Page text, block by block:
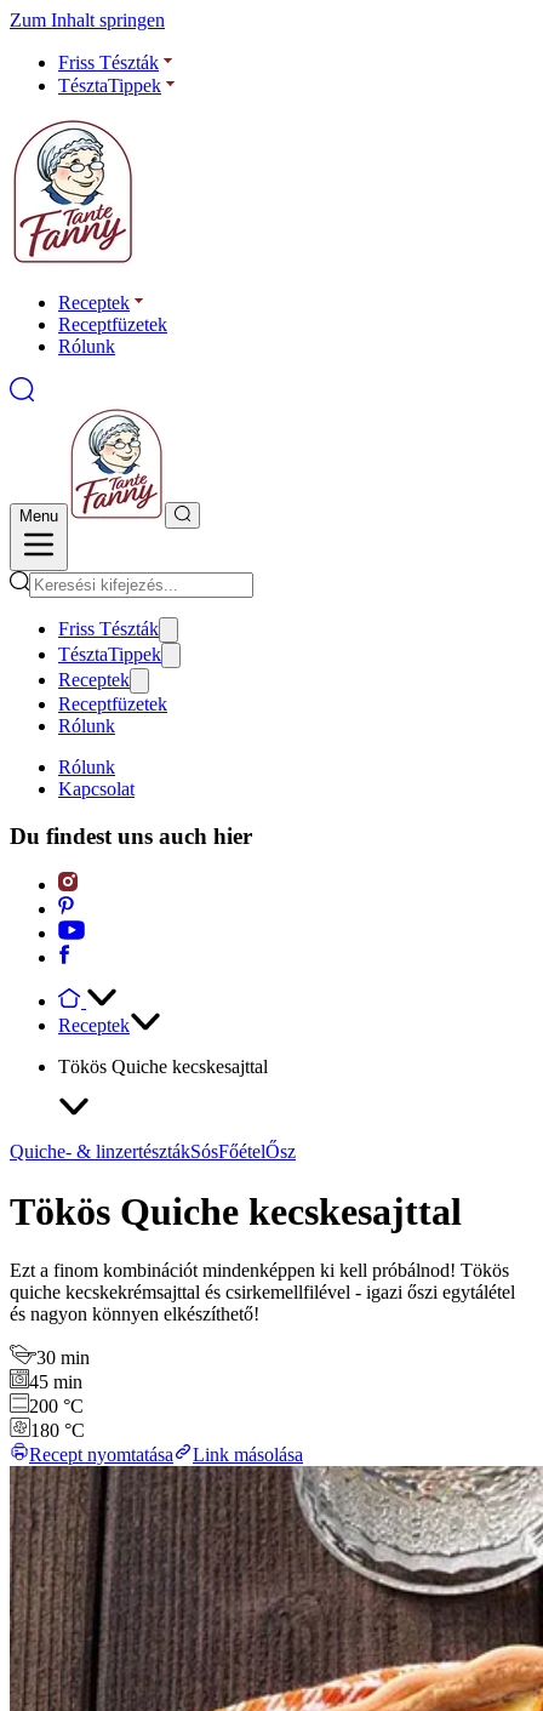
Zum Inhalt springen
Friss Tészták
TésztaTippek
Receptek
Receptfüzetek
Rólunk
Menu
Friss Tészták
TésztaTippek
Receptek
Receptfüzetek
Rólunk
Rólunk
Kapcsolat
Du findest uns auch hier
Receptek
Tökös Quiche kecskesajttal
Quiche- & linzertésztákSósFőételŐsz
Tökös Quiche kecskesajttal
Ezt a finom kombinációt mindenképpen ki kell próbálnod! Tökös
quiche kecskekrémsajttal és csirkemellfilével - igazi őszi egytálétel
és nagyon könnyen elkészíthető!
30 min
45 min
200 °C
180 °C
Recept nyomtatása
Link másolása